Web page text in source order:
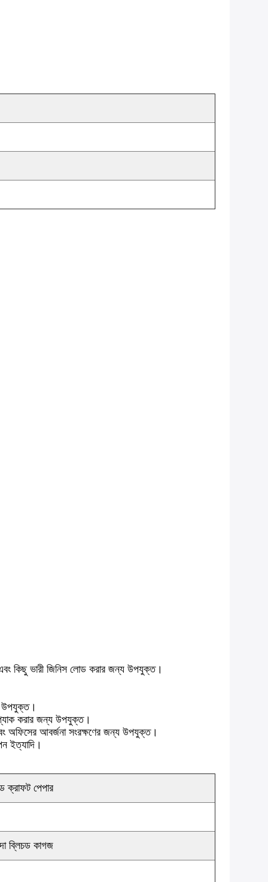
এবং কিছু ভারী জিনিস লোড করার জন্য উপযুক্ত।
উপযুক্ত।
প্যাক করার জন্য উপযুক্ত।
অফিসের আবর্জনা সংরক্ষণের জন্য উপযুক্ত।
ইত্যাদি।
ক্রাফট পেপার
ব্লিচড কাগজ